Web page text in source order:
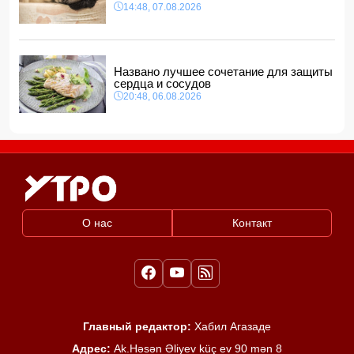
14:48, 07.08.2026
Названо лучшее сочетание для защиты
сердца и сосудов
20:48, 06.08.2026
О нас Контакт
Главный редактор: Хабил Агазаде
Адрес: Ak.Həsən Əliyev küç ev 90 mən 8